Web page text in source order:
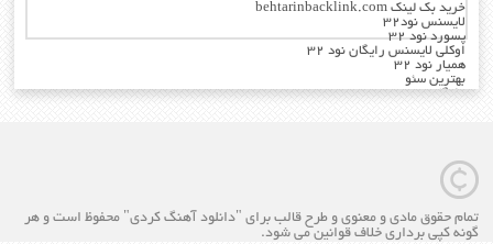
خرید بک لینک behtarinbacklink.com
لایسنس نود32
پسورد نود 32
اوکلی لایسنس رایگان نود 32
همیار نود 32
بهترین سئو
رایگان
تمام حقوق مادی و معنوی و طرح قالب برای "دانلود آهنگ کردی" محفوظ است و هر
گونه کپی برداری خلاف قوانین می شود.